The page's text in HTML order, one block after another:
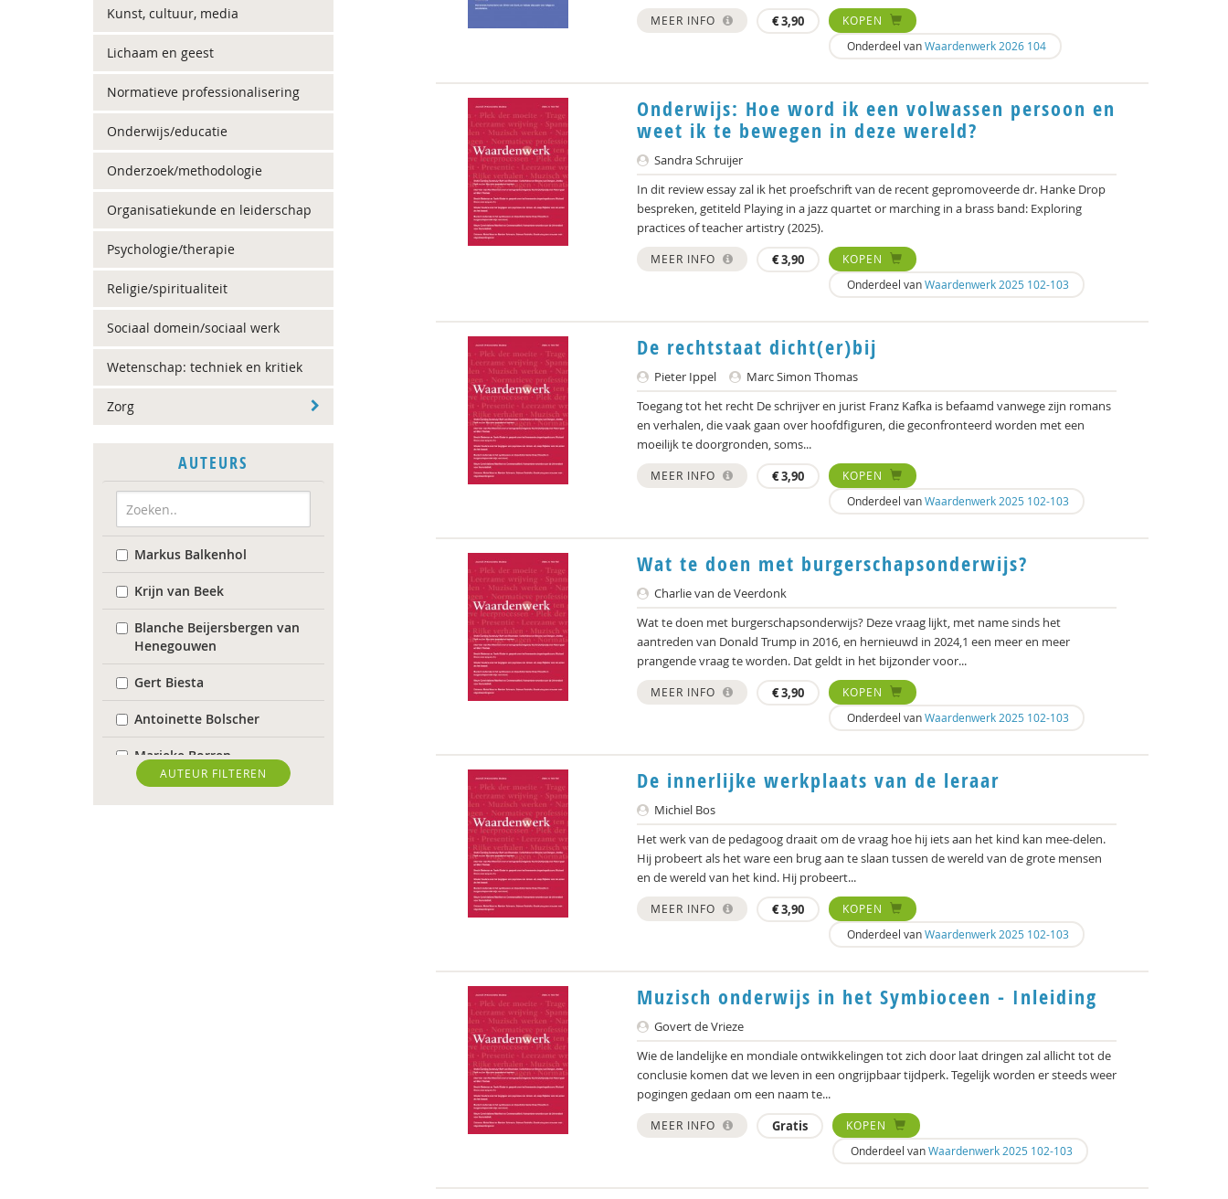
Kunst, cultuur, media
Lichaam en geest
Normatieve professionalisering
Onderwijs/educatie
Onderzoek/methodologie
Organisatiekunde en leiderschap
Psychologie/therapie
Religie/spiritualiteit
Sociaal domein/sociaal werk
Wetenschap: techniek en kritiek
Zorg
AUTEURS
Markus Balkenhol
Krijn van Beek
Blanche Beijersbergen van
Henegouwen
Gert Biesta
Antoinette Bolscher
Marieke Borren
Michiel Bos
AUTEUR FILTEREN
MEER INFO €3,90
KOPEN
Onderdeel vanWaardenwerk 2026 104
Onderwijs: Hoe word ik een volwassen persoon en
weet ik te bewegen in deze wereld?
Sandra Schruijer
In dit review essay zal ik het proefschrift van de recent gepromoveerde dr. Hanke Drop
bespreken, getiteld Playing in a jazz quartet or marching in a brass band: Exploring
practices of teacher artistry (2025).
MEER INFO €3,90
KOPEN
Onderdeel vanWaardenwerk 2025 102-103
De rechtstaat dicht(er)bij
Pieter Ippel
Marc Simon Thomas
Toegang tot het recht De schrijver en jurist Franz Kafka is befaamd vanwege zijn romans
en verhalen, die vaak gaan over hoofdfiguren, die geconfronteerd worden met een
moeilijk te doorgronden, soms...
MEER INFO €3,90
KOPEN
Onderdeel vanWaardenwerk 2025 102-103
Wat te doen met burgerschapsonderwijs?
Charlie van de Veerdonk
Wat te doen met burgerschapsonderwijs? Deze vraag lijkt, met name sinds het
aantreden van Donald Trump in 2016, en hernieuwd in 2024,1 een meer en meer
prangende vraag te worden. Dat geldt in het bijzonder voor...
MEER INFO €3,90
KOPEN
Onderdeel vanWaardenwerk 2025 102-103
De innerlijke werkplaats van de leraar
Michiel Bos
Het werk van de pedagoog draait om de vraag hoe hij iets aan het kind kan mee-delen.
Hij probeert als het ware een brug aan te slaan tussen de wereld van de grote mensen
en de wereld van het kind. Hij probeert...
MEER INFO €3,90
KOPEN
Onderdeel vanWaardenwerk 2025 102-103
Muzisch onderwijs in het Symbioceen - Inleiding
Govert de Vrieze
Wie de landelijke en mondiale ontwikkelingen tot zich door laat dringen zal allicht tot de
conclusie komen dat we leven in een ongrijpbaar tijdperk. Tegelijk worden er steeds weer
pogingen gedaan om een naam te...
MEER INFO Gratis
KOPEN
Onderdeel vanWaardenwerk 2025 102-103